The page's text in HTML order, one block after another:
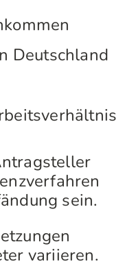
Deutschland
sein.
variieren.